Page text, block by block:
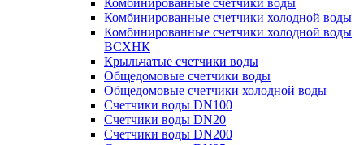
Комбинированные счетчики воды
Комбинированные счетчики холодной воды
Комбинированные счетчики холодной воды
ВСХНК
Крыльчатые счетчики воды
Общедомовые счетчики воды
Общедомовые счетчики холодной воды
Счетчики воды DN100
Счетчики воды DN20
Счетчики воды DN200